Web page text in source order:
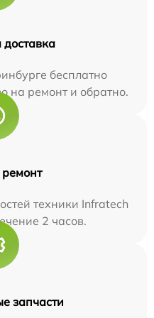
доставка
бесплатно
на ремонт и обратно.
техники Infratech
2 часов.
запчасти